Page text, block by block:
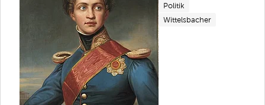
Politik
Wittelsbacher